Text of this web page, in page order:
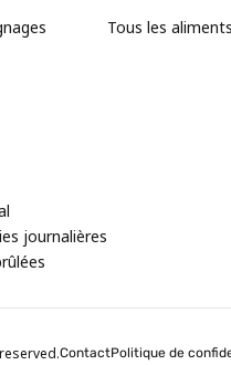
Tous les aliments
journalières
ContactPolitique de